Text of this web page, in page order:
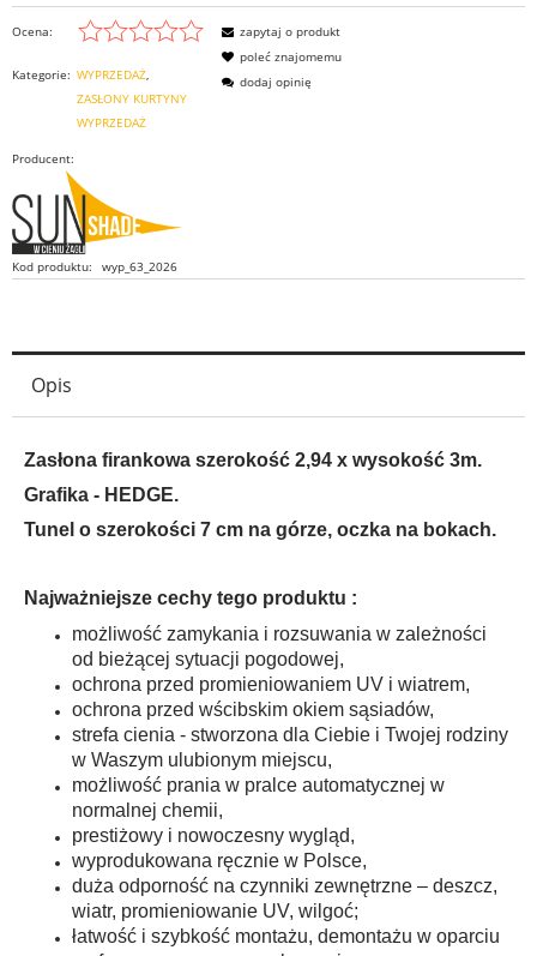
Ocena:
Kategorie: WYPRZEDAŻ
ZASŁONY KURTYNY
WYPRZEDAŻ
Producent:
Kod produktu: wyp_63_2026
zapytaj o produkt
poleć znajomemu
dodaj opinię
Opis
Zasłona firankowa szerokość 2,94 x wysokość 3m.
Grafika - HEDGE.
Tunel o szerokości 7 cm na górze, oczka na bokach.
Najważniejsze cechy tego produktu :
możliwość zamykania i rozsuwania w zależności
od bieżącej sytuacji pogodowej,
ochrona przed promieniowaniem UV i wiatrem,
ochrona przed wścibskim okiem sąsiadów,
strefa cienia - stworzona dla Ciebie i Twojej rodziny
w Waszym ulubionym miejscu,
możliwość prania w pralce automatycznej w
normalnej chemii,
prestiżowy i nowoczesny wygląd,
wyprodukowana ręcznie w Polsce,
duża odporność na czynniki zewnętrzne – deszcz,
wiatr, promieniowanie UV, wilgoć;
łatwość i szybkość montażu, demontażu w oparciu